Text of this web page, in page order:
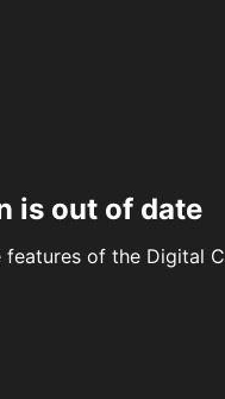
is out of date
of the Digital